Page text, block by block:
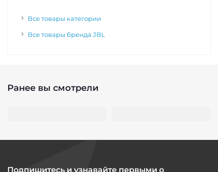
Все товары категории
Все товары бренда JBL
Ранее вы смотрели
Подпишитесь и узнавайте первыми о